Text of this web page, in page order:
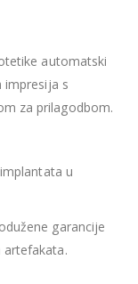
automatski
impresija s
za prilagodbom.
u
garancije
artefakata.